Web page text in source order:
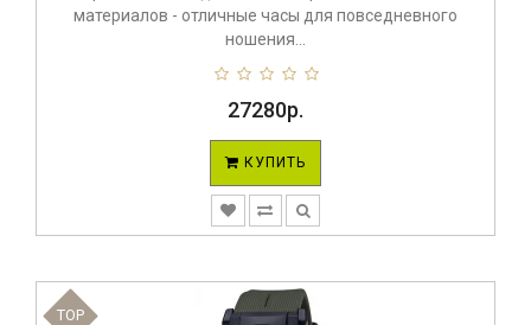
материалов - отличные часы для повседневного
ношения...
27280р.
КУПИТЬ
TOP